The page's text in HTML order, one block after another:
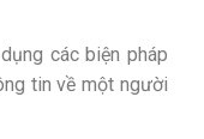
các biện pháp
tin về một người